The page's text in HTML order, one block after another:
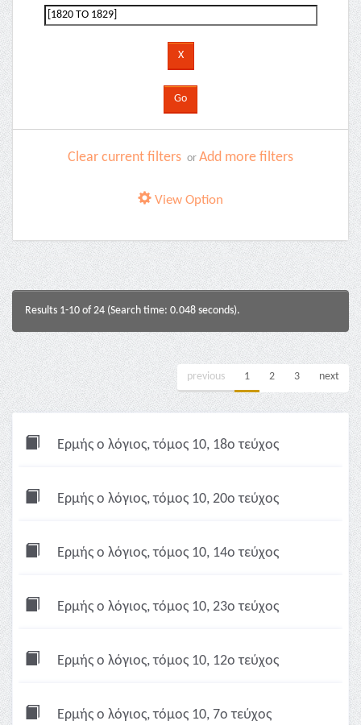
Clear current filters or Add more filters
View Option
Results 1-10 of 24 (Search time: 0.048 seconds).
previous 1 2 3 next
Ερμής ο λόγιος, τόμος 10, 18ο τεύχος
Ερμής ο λόγιος, τόμος 10, 20ο τεύχος
Ερμής ο λόγιος, τόμος 10, 14ο τεύχος
Ερμής ο λόγιος, τόμος 10, 23ο τεύχος
Ερμής ο λόγιος, τόμος 10, 12ο τεύχος
Ερμής ο λόγιος, τόμος 10, 7ο τεύχος